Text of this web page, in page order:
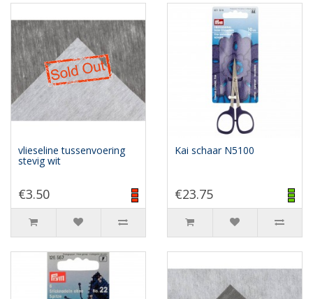
vlieseline tussenvoering
stevig wit
€3.50
Kai schaar N5100
€23.75